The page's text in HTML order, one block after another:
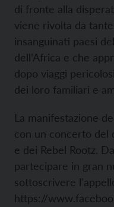
di fronte alla
viene rivolta da
insanguinati paesi
dell’Africa e che
dopo viaggi
dei loro familiari e
La manifestazione
con un concerto del
e dei Rebel Rootz.
partecipare in gran
sottoscrivere
https://